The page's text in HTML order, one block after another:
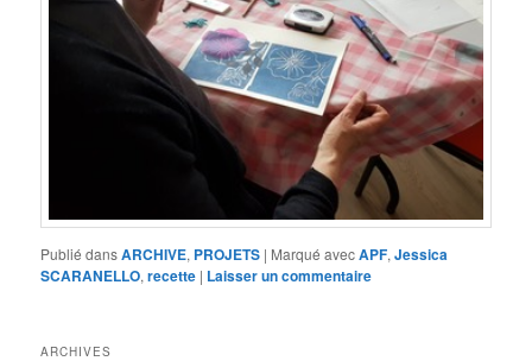
Publié dansARCHIVE, PROJETS | Marqué avecAPF,Jessica
SCARANELLO,recette | Laisser un commentaire
ARCHIVES